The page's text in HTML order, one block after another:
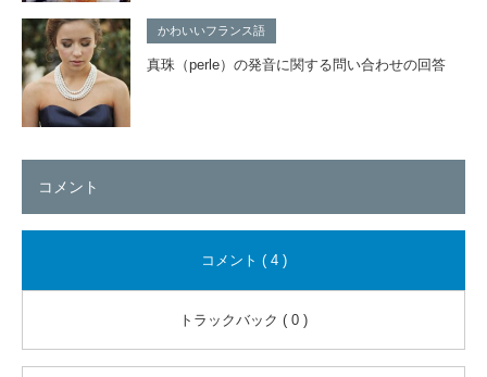
かわいいフランス語
真珠（perle）の発音に関する問い合わせの回答
コメント
コメント ( 4 )
トラックバック ( 0 )